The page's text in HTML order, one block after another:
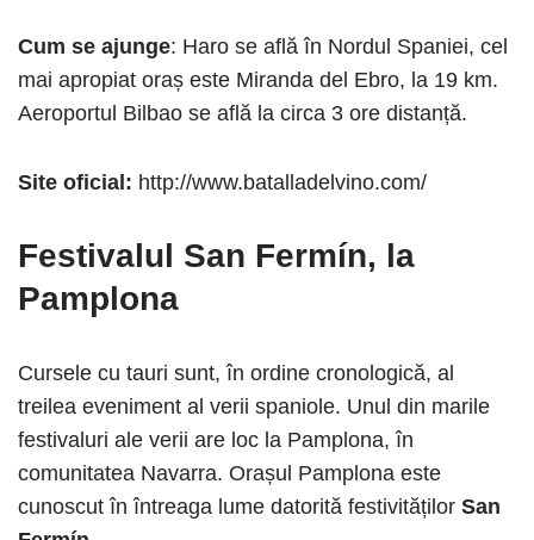
Cum se ajunge: Haro se află în Nordul Spaniei, cel
mai apropiat oraș este Miranda del Ebro, la 19 km.
Aeroportul Bilbao se află la circa 3 ore distanță.
Site oficial: http://www.batalladelvino.com/
Festivalul San Fermín, la
Pamplona
Cursele cu tauri sunt, în ordine cronologică, al
treilea eveniment al verii spaniole. Unul din marile
festivaluri ale verii are loc la Pamplona, în
comunitatea Navarra. Orașul Pamplona este
cunoscut în întreaga lume datorită festivităților San